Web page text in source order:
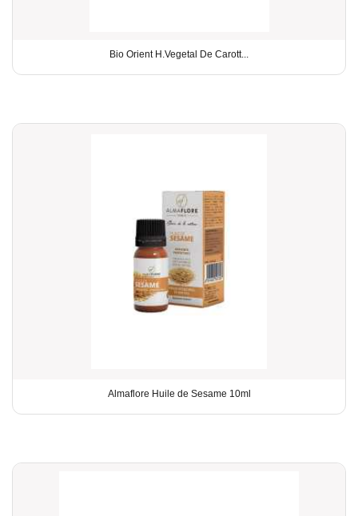
Bio Orient H.Vegetal De Carott...
Almaflore Huile de Sesame 10ml